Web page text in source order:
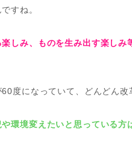
すね。
楽しみ、ものを生み出す楽しみ
度になっていて、どんどん改
環境変えたいと思っている方